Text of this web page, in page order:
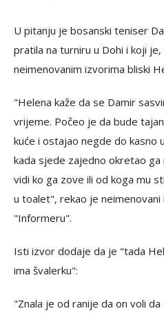
U pitanju je bosanski teniser
pratila na turniru u Dohi i koji
neimenovanim izvorima bliski
"Helena kaže da se Damir
vrijeme. Počeo je da bude
kuće i ostajao negde do kasno
kada sjede zajedno okretao ga
vidi ko ga zove ili od koga mu
u toalet", rekao je
"Informeru".
Isti izvor dodaje da je "tada
ima švalerku":
"Znala je od ranije da on voli